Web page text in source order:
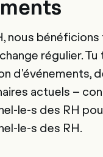
nous
régulier.
d'événements,
actuels –
le-s des RH
le-s des RH.